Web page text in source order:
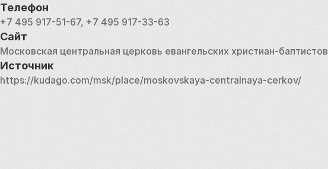
Телефон
+7 495 917-51-67, +7 495 917-33-63
Сайт
Московская центральная церковь евангельских христиан-баптистов
Источник
https://kudago.com/msk/place/moskovskaya-centralnaya-cerkov/